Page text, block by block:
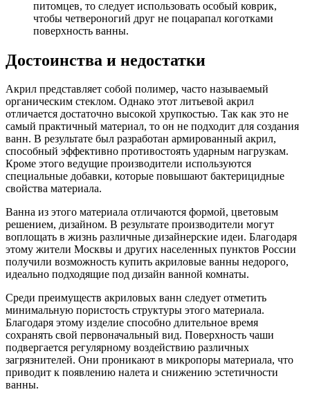
питомцев, то следует использовать особый коврик,
чтобы четвероногий друг не поцарапал коготками
поверхность ванны.
Достоинства и недостатки
Акрил представляет собой полимер, часто называемый
органическим стеклом. Однако этот литьевой акрил
отличается достаточно высокой хрупкостью. Так как это не
самый практичный материал, то он не подходит для создания
ванн. В результате был разработан армированный акрил,
способный эффективно противостоять ударным нагрузкам.
Кроме этого ведущие производители используются
специальные добавки, которые повышают бактерицидные
свойства материала.
Ванна из этого материала отличаются формой, цветовым
решением, дизайном. В результате производители могут
воплощать в жизнь различные дизайнерские идеи. Благодаря
этому жители Москвы и других населенных пунктов России
получили возможность купить акриловые ванны недорого,
идеально подходящие под дизайн ванной комнаты.
Среди преимуществ акриловых ванн следует отметить
минимальную пористость структуры этого материала.
Благодаря этому изделие способно длительное время
сохранять свой первоначальный вид. Поверхность чаши
подвергается регулярному воздействию различных
загрязнителей. Они проникают в микропоры материала, что
приводит к появлению налета и снижению эстетичности
ванны.